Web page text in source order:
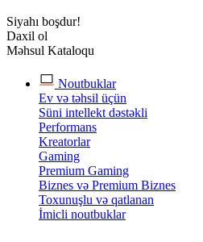
Siyahı boşdur!
Daxil ol
Məhsul Kataloqu
Noutbuklar
Ev və təhsil üçün
Süni intellekt dəstəkli
Performans
Kreatorlar
Gaming
Premium Gaming
Biznes və Premium Biznes
Toxunuşlu və qatlanan
İmicli noutbuklar